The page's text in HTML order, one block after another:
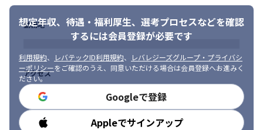
ムの保守運用および拡張
・大手ハイテクメーカーの基幹システムの刷新およびグローバル
展開
・大手インフラ企業の大規模企業統合に伴う基幹システム統合と
DXプラットフォームの構築
面談を通じて適切なポジションをご提案させていただきます。な
お、ご自身でご応募いただいた場合には、選考のプロセス上、面
談を実施しない場合がございますので、あらかじめご了承くださ
い。
想定年収、待遇・福利厚生、 選考プロセスなどを確認
するには会員登録が必要です
利用規約、 レバテックID利用規約、
レバレジーズグループ・プライバシ
ーポリシーをご確認のうえ、同意いただける場合は会員登録へお進みく
ださい。
Googleで登録
Appleでサインアップ
勤務地
アクセス
勤務時間